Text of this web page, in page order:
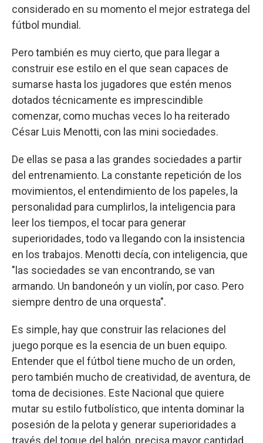
considerado en su momento el mejor estratega del
fútbol mundial.
Pero también es muy cierto, que para llegar a
construir ese estilo en el que sean capaces de
sumarse hasta los jugadores que estén menos
dotados técnicamente es imprescindible
comenzar, como muchas veces lo ha reiterado
César Luis Menotti, con las mini sociedades.
De ellas se pasa a las grandes sociedades a partir
del entrenamiento. La constante repetición de los
movimientos, el entendimiento de los papeles, la
personalidad para cumplirlos, la inteligencia para
leer los tiempos, el tocar para generar
superioridades, todo va llegando con la insistencia
en los trabajos. Menotti decía, con inteligencia, que
"las sociedades se van encontrando, se van
armando. Un bandoneón y un violín, por caso. Pero
siempre dentro de una orquesta".
Es simple, hay que construir las relaciones del
juego porque es la esencia de un buen equipo.
Entender que el fútbol tiene mucho de un orden,
pero también mucho de creatividad, de aventura, de
toma de decisiones. Este Nacional que quiere
mutar su estilo futbolístico, que intenta dominar la
posesión de la pelota y generar superioridades a
través del toque del balón, precisa mayor cantidad